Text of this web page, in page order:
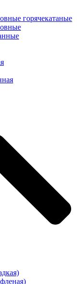
горячекатаные